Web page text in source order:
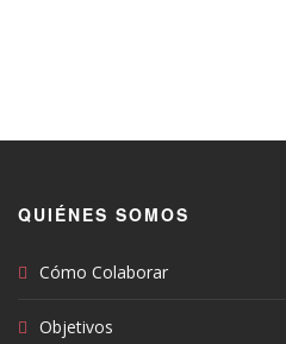
QUIÉNES SOMOS
Cómo Colaborar
Objetivos